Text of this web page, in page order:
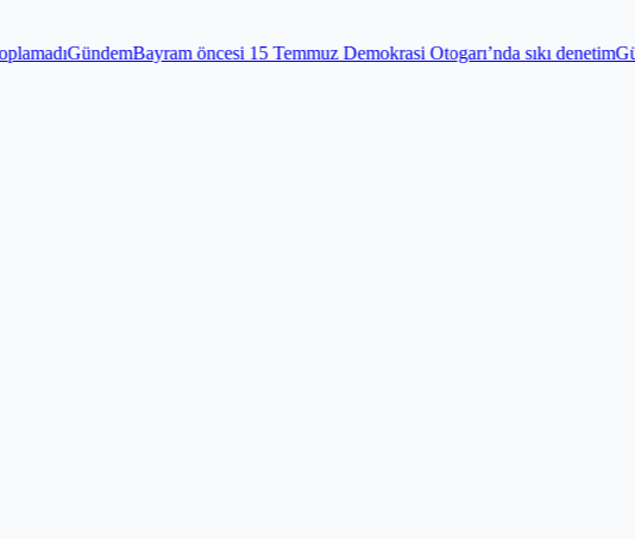
öncesi 15 Temmuz Demokrasi Otogarı’nda sıkı denetimGündemEdirnekapı